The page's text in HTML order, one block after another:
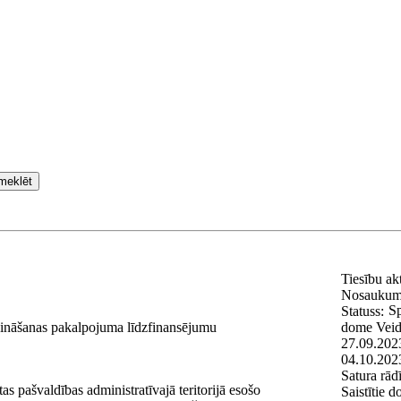
pakalpojuma līdzfinansējumu
pašvaldības administratīvajā teritorijā esošo
Tiesību
Statuss:
dome
Satura
Saistītie